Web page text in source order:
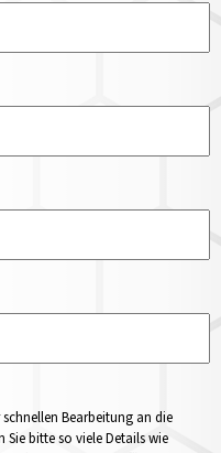
Bearbeitung an die
bitte so viele Details wie